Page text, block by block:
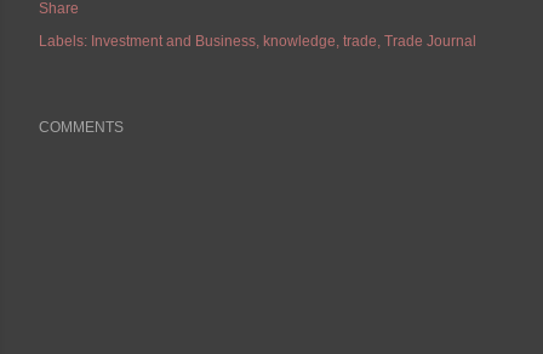
Share
Labels: Investment and Business knowledge trade Trade Journal
COMMENTS